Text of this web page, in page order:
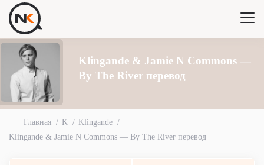
Klingande & Jamie N Commons —
By The River перевод
Главная K
Klingande
Klingande & Jamie N Commons — By The River перевод